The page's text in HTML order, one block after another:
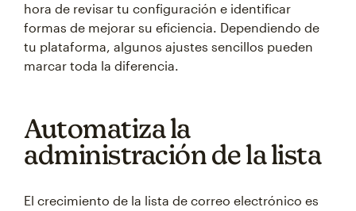
hora de revisar tu configuración e identificar
formas de mejorar su eficiencia. Dependiendo de
tu plataforma, algunos ajustes sencillos pueden
marcar toda la diferencia.
Automatiza la
administración de la lista
El crecimiento de la lista de correo electrónico es